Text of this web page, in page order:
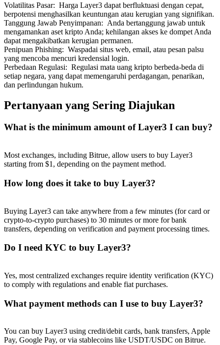
Volatilitas Pasar: Harga Layer3 dapat berfluktuasi dengan cepat,
berpotensi menghasilkan keuntungan atau kerugian yang signifikan.
Tanggung Jawab Penyimpanan: Anda bertanggung jawab untuk
mengamankan aset kripto Anda; kehilangan akses ke dompet Anda
dapat mengakibatkan kerugian permanen.
Penipuan Phishing: Waspadai situs web, email, atau pesan palsu
yang mencoba mencuri kredensial login.
Perbedaan Regulasi: Regulasi mata uang kripto berbeda-beda di
setiap negara, yang dapat memengaruhi perdagangan, penarikan,
dan perlindungan hukum.
Pertanyaan yang Sering Diajukan
What is the minimum amount of Layer3 I can buy?
Most exchanges, including Bitrue, allow users to buy Layer3
starting from $1, depending on the payment method.
How long does it take to buy Layer3?
Buying Layer3 can take anywhere from a few minutes (for card or
crypto-to-crypto purchases) to 30 minutes or more for bank
transfers, depending on verification and payment processing times.
Do I need KYC to buy Layer3?
Yes, most centralized exchanges require identity verification (KYC)
to comply with regulations and enable fiat purchases.
What payment methods can I use to buy Layer3?
You can buy Layer3 using credit/debit cards, bank transfers, Apple
Pay, Google Pay, or via stablecoins like USDT/USDC on Bitrue.